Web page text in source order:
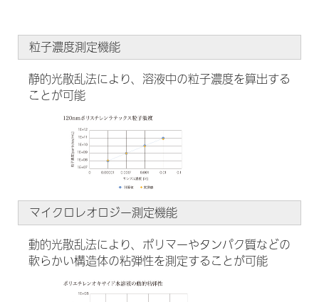
粒子濃度測定機能
静的光散乱法により、溶液中の粒子濃度を算出する
ことが可能
マイクロレオロジー測定機能
動的光散乱法により、ポリマーやタンパク質などの
軟らかい構造体の粘弾性を測定することが可能